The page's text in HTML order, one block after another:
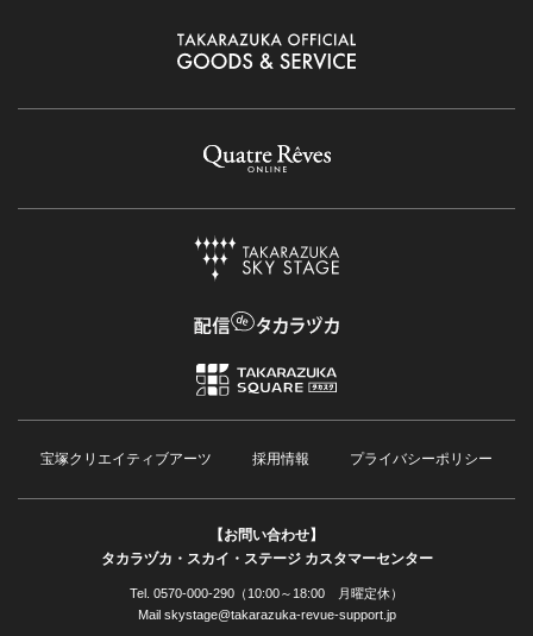
宝塚クリエイティブアーツ 採用情報 プライバシーポリシー
【お問い合わせ】
タカラヅカ・スカイ・ステージ カスタマーセンター
Tel. 0570-000-290（10:00～18:00 月曜定休）
Mail skystage@takarazuka-revue-support.jp